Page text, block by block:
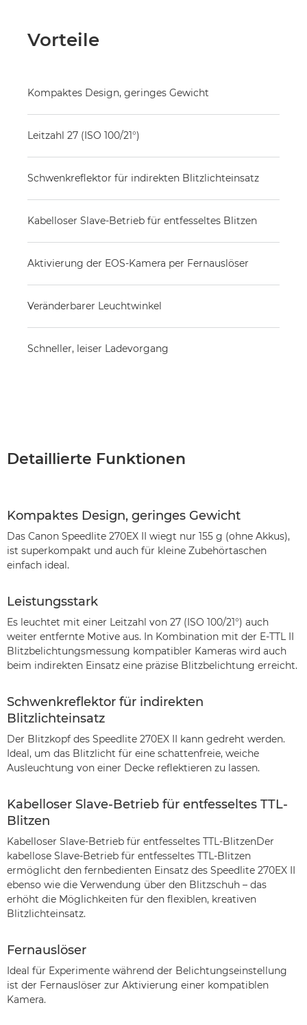
Vorteile
Kompaktes Design, geringes Gewicht
Leitzahl 27 (ISO 100/21°)
Schwenkreflektor für indirekten Blitzlichteinsatz
Kabelloser Slave-Betrieb für entfesseltes Blitzen
Aktivierung der EOS-Kamera per Fernauslöser
Veränderbarer Leuchtwinkel
Schneller, leiser Ladevorgang
Detaillierte Funktionen
Kompaktes Design, geringes Gewicht
Das Canon Speedlite 270EX II wiegt nur 155 g (ohne Akkus),
ist superkompakt und auch für kleine Zubehörtaschen
einfach ideal.
Leistungsstark
Es leuchtet mit einer Leitzahl von 27 (ISO 100/21°) auch
weiter entfernte Motive aus. In Kombination mit der E-TTL II
Blitzbelichtungsmessung kompatibler Kameras wird auch
beim indirekten Einsatz eine präzise Blitzbelichtung erreicht.
Schwenkreflektor für indirekten
Blitzlichteinsatz
Der Blitzkopf des Speedlite 270EX II kann gedreht werden.
Ideal, um das Blitzlicht für eine schattenfreie, weiche
Ausleuchtung von einer Decke reflektieren zu lassen.
Kabelloser Slave-Betrieb für entfesseltes TTL-
Blitzen
Kabelloser Slave-Betrieb für entfesseltes TTL-BlitzenDer
kabellose Slave-Betrieb für entfesseltes TTL-Blitzen
ermöglicht den fernbedienten Einsatz des Speedlite 270EX II
ebenso wie die Verwendung über den Blitzschuh – das
erhöht die Möglichkeiten für den flexiblen, kreativen
Blitzlichteinsatz.
Fernauslöser
Ideal für Experimente während der Belichtungseinstellung
ist der Fernauslöser zur Aktivierung einer kompatiblen
Kamera.